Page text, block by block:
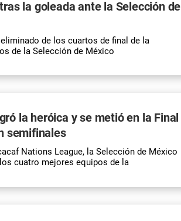
la goleada ante la Selección de
de los cuartos de final de la
de la Selección de México
la heróica y se metió en la Final
semifinales
Nations League, la Selección de México
cuatro mejores equipos de la